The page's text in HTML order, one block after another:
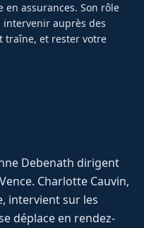
assurances. Son rôle
auprès des
traîne, et rester votre
Debenath dirigent
Charlotte Cauvin,
intervient sur les
déplace en rendez-